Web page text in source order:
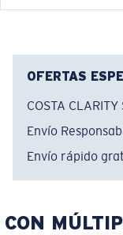
• Men's Cut
• Technical
• Ribbed cuffs at
• 100% poly
• Machine wash
Nombre del
OFERTAS
COSTA CLARITY
Envío
Envío rápido
CON